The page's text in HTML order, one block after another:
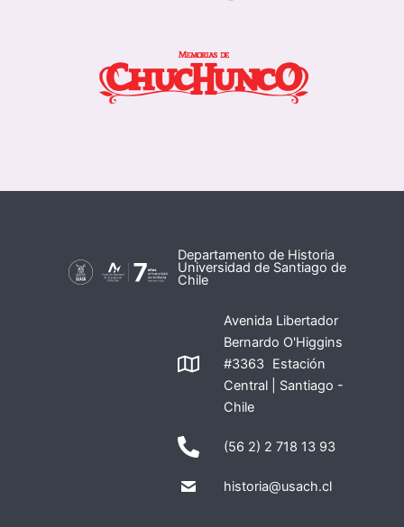
Departamento de Historia
Universidad de Santiago de
Chile
Avenida Libertador
Bernardo O'Higgins
#3363 Estación
Central | Santiago -
Chile
(56 2) 2 718 13 93
historia@usach.cl